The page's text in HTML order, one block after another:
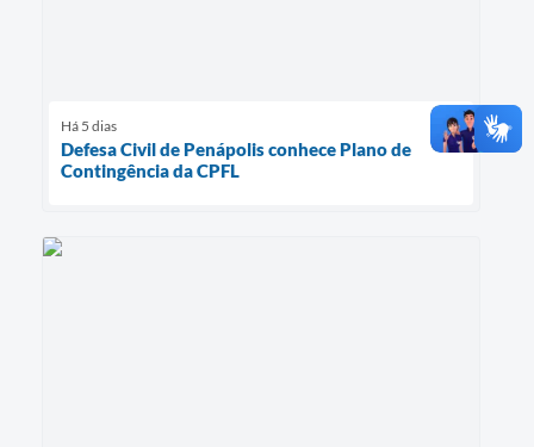
Há 5 dias
Defesa Civil de Penápolis conhece Plano de
Contingência da CPFL